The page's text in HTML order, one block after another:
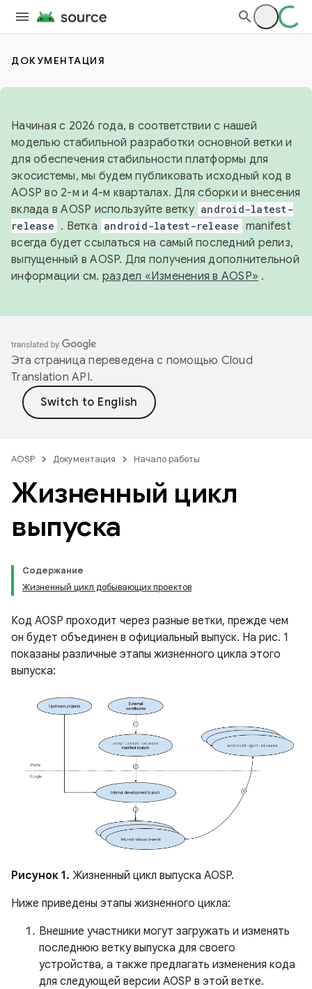
ДОКУМЕНТАЦИЯ
Начиная с 2026 года, в соответствии с нашей
моделью стабильной разработки основной ветки и
для обеспечения стабильности платформы для
экосистемы, мы будем публиковать исходный код в
AOSP во 2-м и 4-м кварталах. Для сборки и внесения
вклада в AOSP используйте ветку android-latest-
release . Ветка android-latest-release manifest
всегда будет ссылаться на самый последний релиз,
выпущенный в AOSP. Для получения дополнительной
информации см. раздел «Изменения в AOSP» .
Эта страница переведена с помощью Cloud
Translation API.
AOSP Документация Начало работы
Жизненный цикл
выпуска
Содержание
Жизненный цикл добывающих проектов
Код AOSP проходит через разные ветки, прежде чем
он будет объединен в официальный выпуск. На рис. 1
показаны различные этапы жизненного цикла этого
выпуска:
Рисунок 1. Жизненный цикл выпуска AOSP.
Ниже приведены этапы жизненного цикла:
Внешние участники могут загружать и изменять
последнюю ветку выпуска для своего
устройства, а также предлагать изменения кода
для следующей версии AOSP в этой ветке.